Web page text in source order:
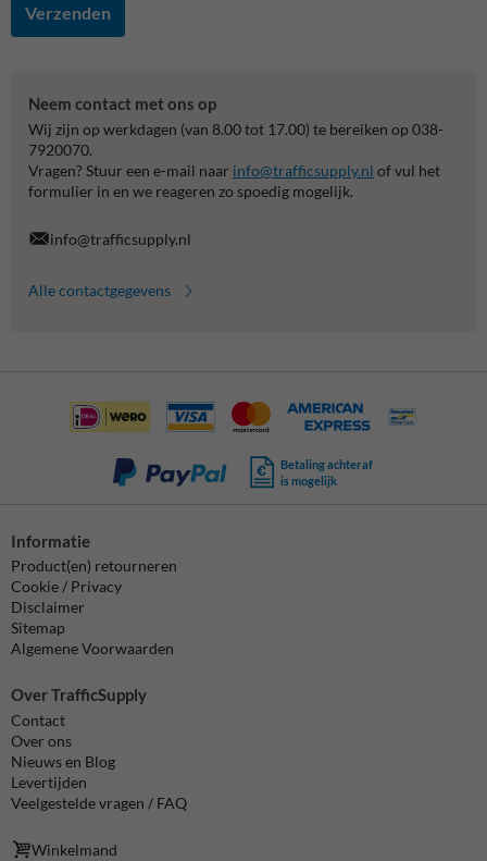
Verzenden
Neem contact met ons op
Wij zijn op werkdagen (van 8.00 tot 17.00) te bereiken op 038-
7920070.
Vragen? Stuur een e-mail naar info@trafficsupply.nl of vul het
formulier in en we reageren zo spoedig mogelijk.
info@trafficsupply.nl
Alle contactgegevens
Betaling achteraf
is mogelijk
Informatie
Product(en) retourneren
Cookie / Privacy
Disclaimer
Sitemap
Algemene Voorwaarden
Over TrafficSupply
Contact
Over ons
Nieuws en Blog
Levertijden
Veelgestelde vragen / FAQ
Winkelmand